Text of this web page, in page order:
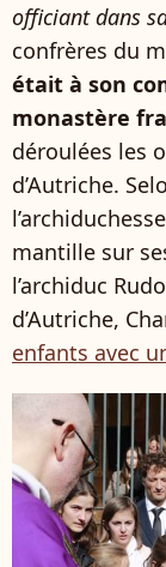
officiant dans
confrères du
était à son
monastère
déroulées les
d’Autriche.
mantille sur
l’archiduc
d’Autriche,
enfants avec